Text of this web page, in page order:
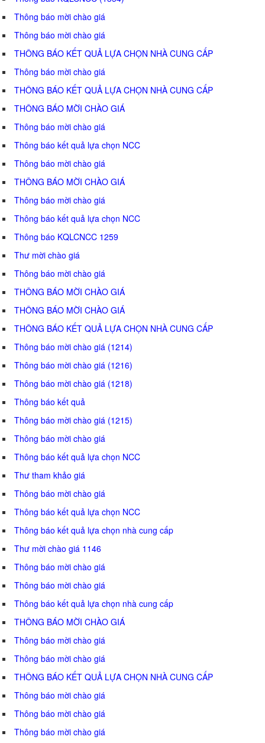
Thông báo mời chào giá
Thông báo mời chào giá
THÔNG BÁO KẾT QUẢ LỰA CHỌN NHÀ CUNG CẤP
Thông báo mời chào giá
THÔNG BÁO KẾT QUẢ LỰA CHỌN NHÀ CUNG CẤP
THÔNG BÁO MỜI CHÀO GIÁ
Thông báo mời chào giá
Thông báo kết quả lựa chọn NCC
Thông báo mời chào giá
THÔNG BÁO MỜI CHÀO GIÁ
Thông báo mời chào giá
Thông báo kết quả lựa chọn NCC
Thông báo KQLCNCC 1259
Thư mời chào giá
Thông báo mời chào giá
THÔNG BÁO MỜI CHÀO GIÁ
THÔNG BÁO MỜI CHÀO GIÁ
THÔNG BÁO KẾT QUẢ LỰA CHỌN NHÀ CUNG CẤP
Thông báo mời chào giá (1214)
Thông báo mời chào giá (1216)
Thông báo mời chào giá (1218)
Thông báo kết quả
Thông báo mời chào giá (1215)
Thông báo mời chào giá
Thông báo kết quả lựa chọn NCC
Thư tham khảo giá
Thông báo mời chào giá
Thông báo kết quả lựa chọn NCC
Thông báo kết quả lựa chọn nhà cung cấp
Thư mời chào giá 1146
Thông báo mời chào giá
Thông báo mời chào giá
Thông báo kết quả lựa chọn nhà cung cấp
THÔNG BÁO MỜI CHÀO GIÁ
Thông báo mời chào giá
Thông báo mời chào giá
THÔNG BÁO KẾT QUẢ LỰA CHỌN NHÀ CUNG CẤP
Thông báo mời chào giá
Thông báo mời chào giá
Thông báo mời chào giá